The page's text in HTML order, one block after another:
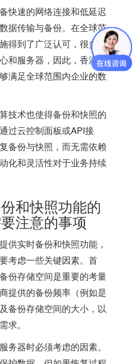
快速的网络连接和低延迟
据传输与备份。在全球范
得到了广泛认可，很多国
和服务器，因此，香港服
满足全球范围内企业的数
技术也使得备份和快照的
过云控制面板或API接
备份与快照，而无需依赖
化和灵活性对于业务持续
和快照功能的
注意的事项
供实时备份和快照功能，
考虑一些关键因素。首
份存储空间是重要的考量
提供的备份频率（例如是
备份存储空间的大小，以
求。
务器时必须考虑的因素。